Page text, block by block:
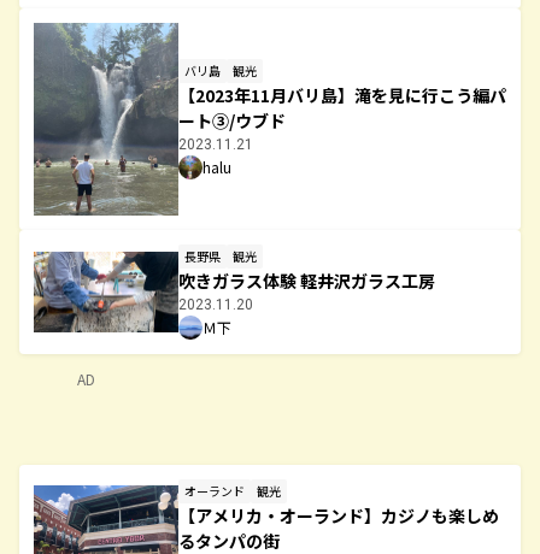
バリ島 観光
【2023年11月バリ島】滝を見に行こう編パ
ート③/ウブド
2023.11.21
halu
長野県 観光
吹きガラス体験 軽井沢ガラス工房
2023.11.20
Ｍ下
AD
オーランド 観光
【アメリカ・オーランド】カジノも楽しめ
るタンパの街